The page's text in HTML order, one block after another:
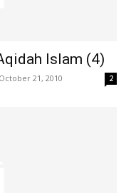
Islam (4)
October 21, 2010 2